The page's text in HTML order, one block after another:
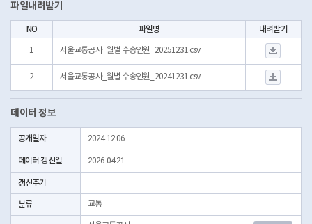
파일내려받기
NO 파일명 내려받기
1 서울교통공사_월별 수송인원_20251231.csv
서울교통공사_월별
2 서울교통공사_월별 수송인원_20241231.csv
서울교통공사_월별
데이터 정보
공개일자 2024.12.06.
데이터 갱신일 2026.04.21.
갱신주기
분류 교통